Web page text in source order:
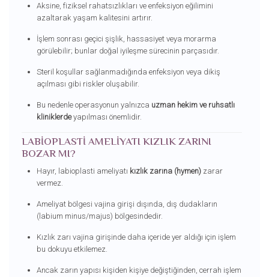
Aksine, fiziksel rahatsızlıkları ve enfeksiyon eğilimini
azaltarak yaşam kalitesini artırır.
İşlem sonrası geçici şişlik, hassasiyet veya morarma
görülebilir; bunlar doğal iyileşme sürecinin parçasıdır.
Steril koşullar sağlanmadığında enfeksiyon veya dikiş
açılması gibi riskler oluşabilir.
Bu nedenle operasyonun yalnızca uzman hekim ve ruhsatlı
kliniklerdeyapılması önemlidir.
LABIOPLASTI AMELIYATI KIZLIK ZARINI
BOZAR MI?
Hayır, labioplasti ameliyatı kızlık zarına (hymen)zarar
vermez.
Ameliyat bölgesi vajina girişi dışında, dış dudakların
(labium minus/majus) bölgesindedir.
Kızlık zarı vajina girişinde daha içeride yer aldığı için işlem
bu dokuyu etkilemez.
Ancak zarın yapısı kişiden kişiye değiştiğinden, cerrah işlem